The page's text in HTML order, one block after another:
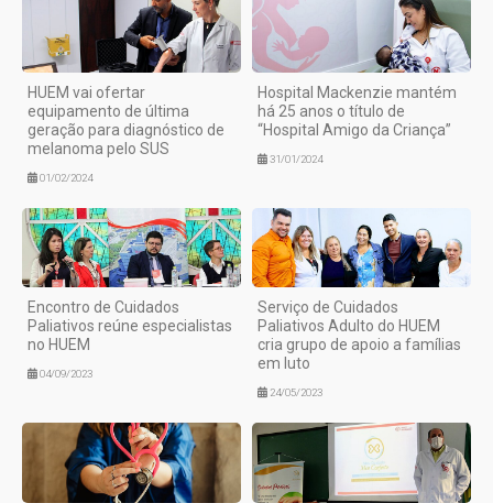
HUEM vai ofertar
equipamento de última
geração para diagnóstico de
melanoma pelo SUS
01/02/2024
Hospital Mackenzie mantém
há 25 anos o título de
“Hospital Amigo da Criança”
31/01/2024
Encontro de Cuidados
Paliativos reúne especialistas
no HUEM
04/09/2023
Serviço de Cuidados
Paliativos Adulto do HUEM
cria grupo de apoio a famílias
em luto
24/05/2023